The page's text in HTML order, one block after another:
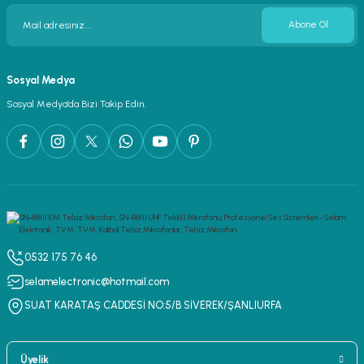
Abone Ol
Sosyal Medya
Sosyal Medya’da Bizi Takip Edin.
0532 175 76 46
selamelectronic@hotmail.com
SUAT KARATAŞ CADDESİ NO:5/B SİVEREK/ŞANLIURFA
Üyelik